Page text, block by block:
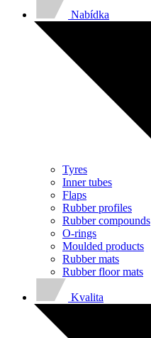
Nabídka
Tyres
Inner tubes
Flaps
Rubber profiles
Rubber compounds
O-rings
Moulded products
Rubber mats
Rubber floor mats
Kvalita